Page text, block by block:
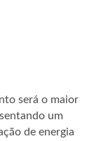
será o maior
um
de energia